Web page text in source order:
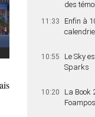
des
11:33
Enfin à
10:55
Le Sky
Sparks
10:20
La Book